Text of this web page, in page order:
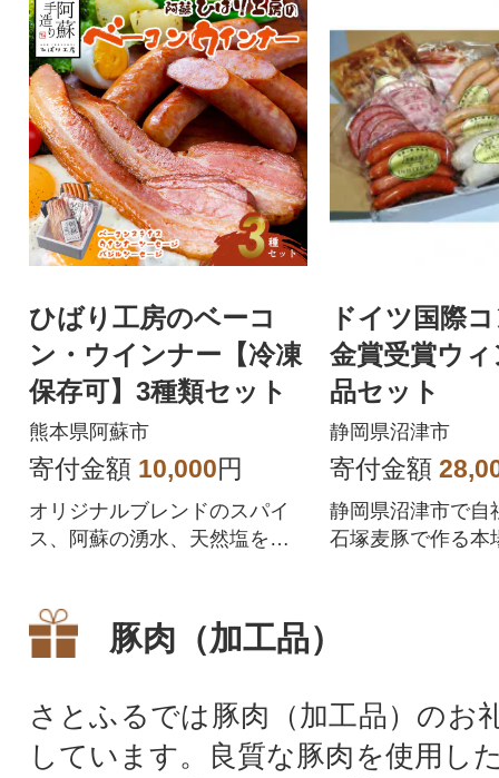
ひばり工房のベーコ
ン・ウインナー【冷凍
保存可】3種類セット
熊本県阿蘇市
寄付金額 10,000円
オリジナルブレンドのスパイ
ス、阿蘇の湧水、天然塩を使
ドイツ国際
金賞受賞ウ
品セット
静岡県沼津市
寄付金額
静岡県沼津市で自
石塚麦豚で作る本
豚肉（加工品）
さとふるでは豚肉（加工品）のお
しています。良質な豚肉を使用し